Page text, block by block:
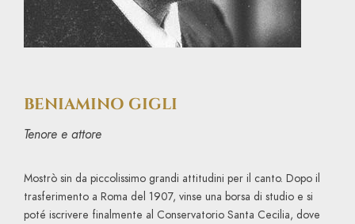
BENIAMINO GIGLI
Tenore e attore
Mostrò sin da piccolissimo grandi attitudini per il canto. Dopo il
trasferimento a Roma del 1907, vinse una borsa di studio e si
poté iscrivere finalmente al Conservatorio Santa Cecilia, dove